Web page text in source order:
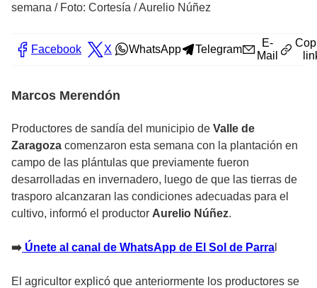
semana / Foto: Cortesía / Aurelio Núñez
Facebook X WhatsApp Telegram
E-
Mail
Marcos Merendón
Productores de sandía del municipio de Valle de
Zaragoza comenzaron esta semana con la plantación en
campo de las plántulas que previamente fueron
desarrolladas en invernadero, luego de que las tierras de
trasporo alcanzaran las condiciones adecuadas para el
cultivo, informó el productor Aurelio Núñez.
➡️ Únete al canal de WhatsApp de El Sol de Parra
El agricultor explicó que anteriormente los productores se